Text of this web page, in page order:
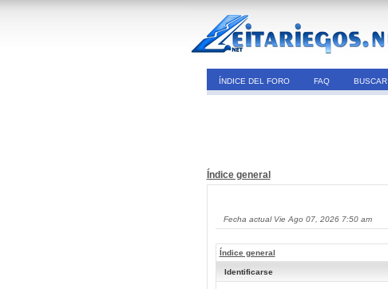
ÍNDICE DEL FORO FAQ BUSCAR
Índice general
Fecha actual Vie Ago 07, 2026 7:50 am
Índice general
Identificarse